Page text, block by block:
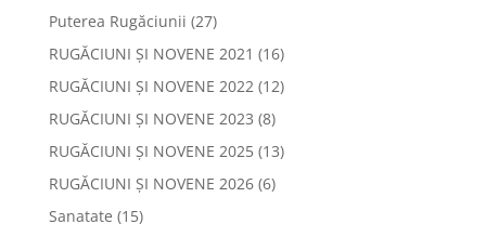
Puterea Rugăciunii (27)
RUGĂCIUNI ȘI NOVENE 2021 (16)
RUGĂCIUNI ȘI NOVENE 2022 (12)
RUGĂCIUNI ȘI NOVENE 2023 (8)
RUGĂCIUNI ȘI NOVENE 2025(13)
RUGĂCIUNI ȘI NOVENE 2026(6)
Sanatate (15)